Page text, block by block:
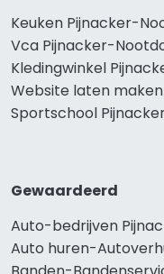
Keuken Pijnacker-
Vca Pijnacker-
Kledingwinkel
Website laten
Sportschool
Gewaardeerd
Auto-bedrijven
Auto huren-